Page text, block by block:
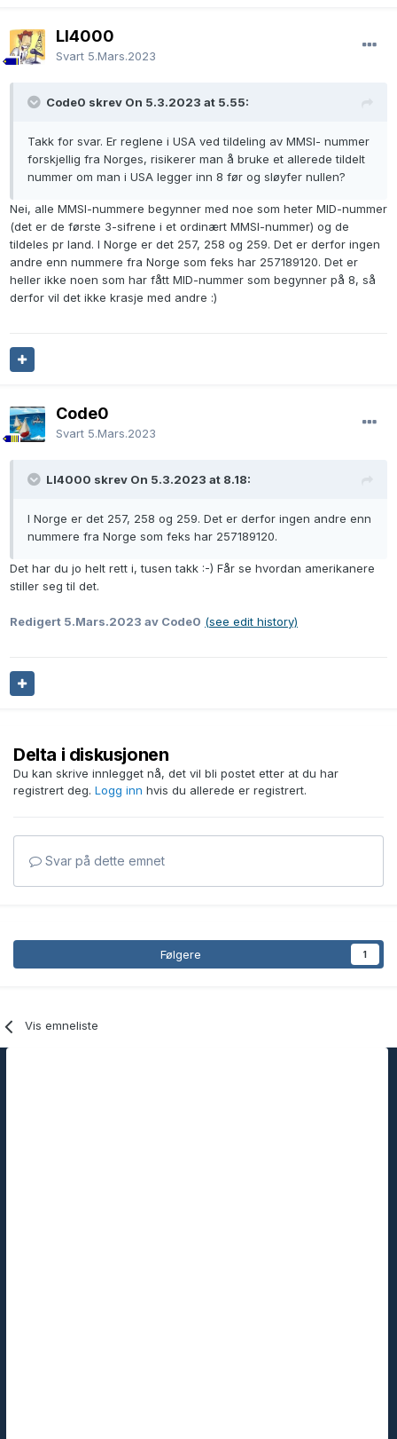
LI4000
Svart 5.Mars.2023
Code0 skrev On 5.3.2023 at 5.55:
Takk for svar. Er reglene i USA ved tildeling av MMSI- nummer
forskjellig fra Norges, risikerer man å bruke et allerede tildelt
nummer om man i USA legger inn 8 før og sløyfer nullen?
Nei, alle MMSI-nummere begynner med noe som heter MID-nummer
(det er de første 3-sifrene i et ordinært MMSI-nummer) og de
tildeles pr land. I Norge er det 257, 258 og 259. Det er derfor ingen
andre enn nummere fra Norge som feks har 257189120. Det er
heller ikke noen som har fått MID-nummer som begynner på 8, så
derfor vil det ikke krasje med andre :)
Code0
Svart 5.Mars.2023
LI4000 skrev On 5.3.2023 at 8.18:
I Norge er det 257, 258 og 259. Det er derfor ingen andre enn
nummere fra Norge som feks har 257189120.
Det har du jo helt rett i, tusen takk :-) Får se hvordan amerikanere
stiller seg til det.
Redigert 5.Mars.2023 av Code0 (see edit history)
Delta i diskusjonen
Du kan skrive innlegget nå, det vil bli postet etter at du har
registrert deg. Logg inn hvis du allerede er registrert.
Svar på dette emnet
Følgere 1
Vis emneliste